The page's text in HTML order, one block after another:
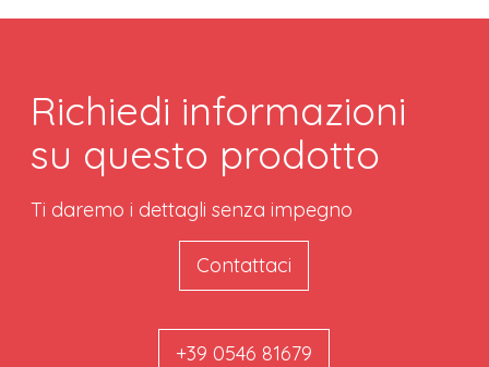
Richiedi informazioni
su questo prodotto
Ti daremo i dettagli senza impegno
Contattaci
+39 0546 81679